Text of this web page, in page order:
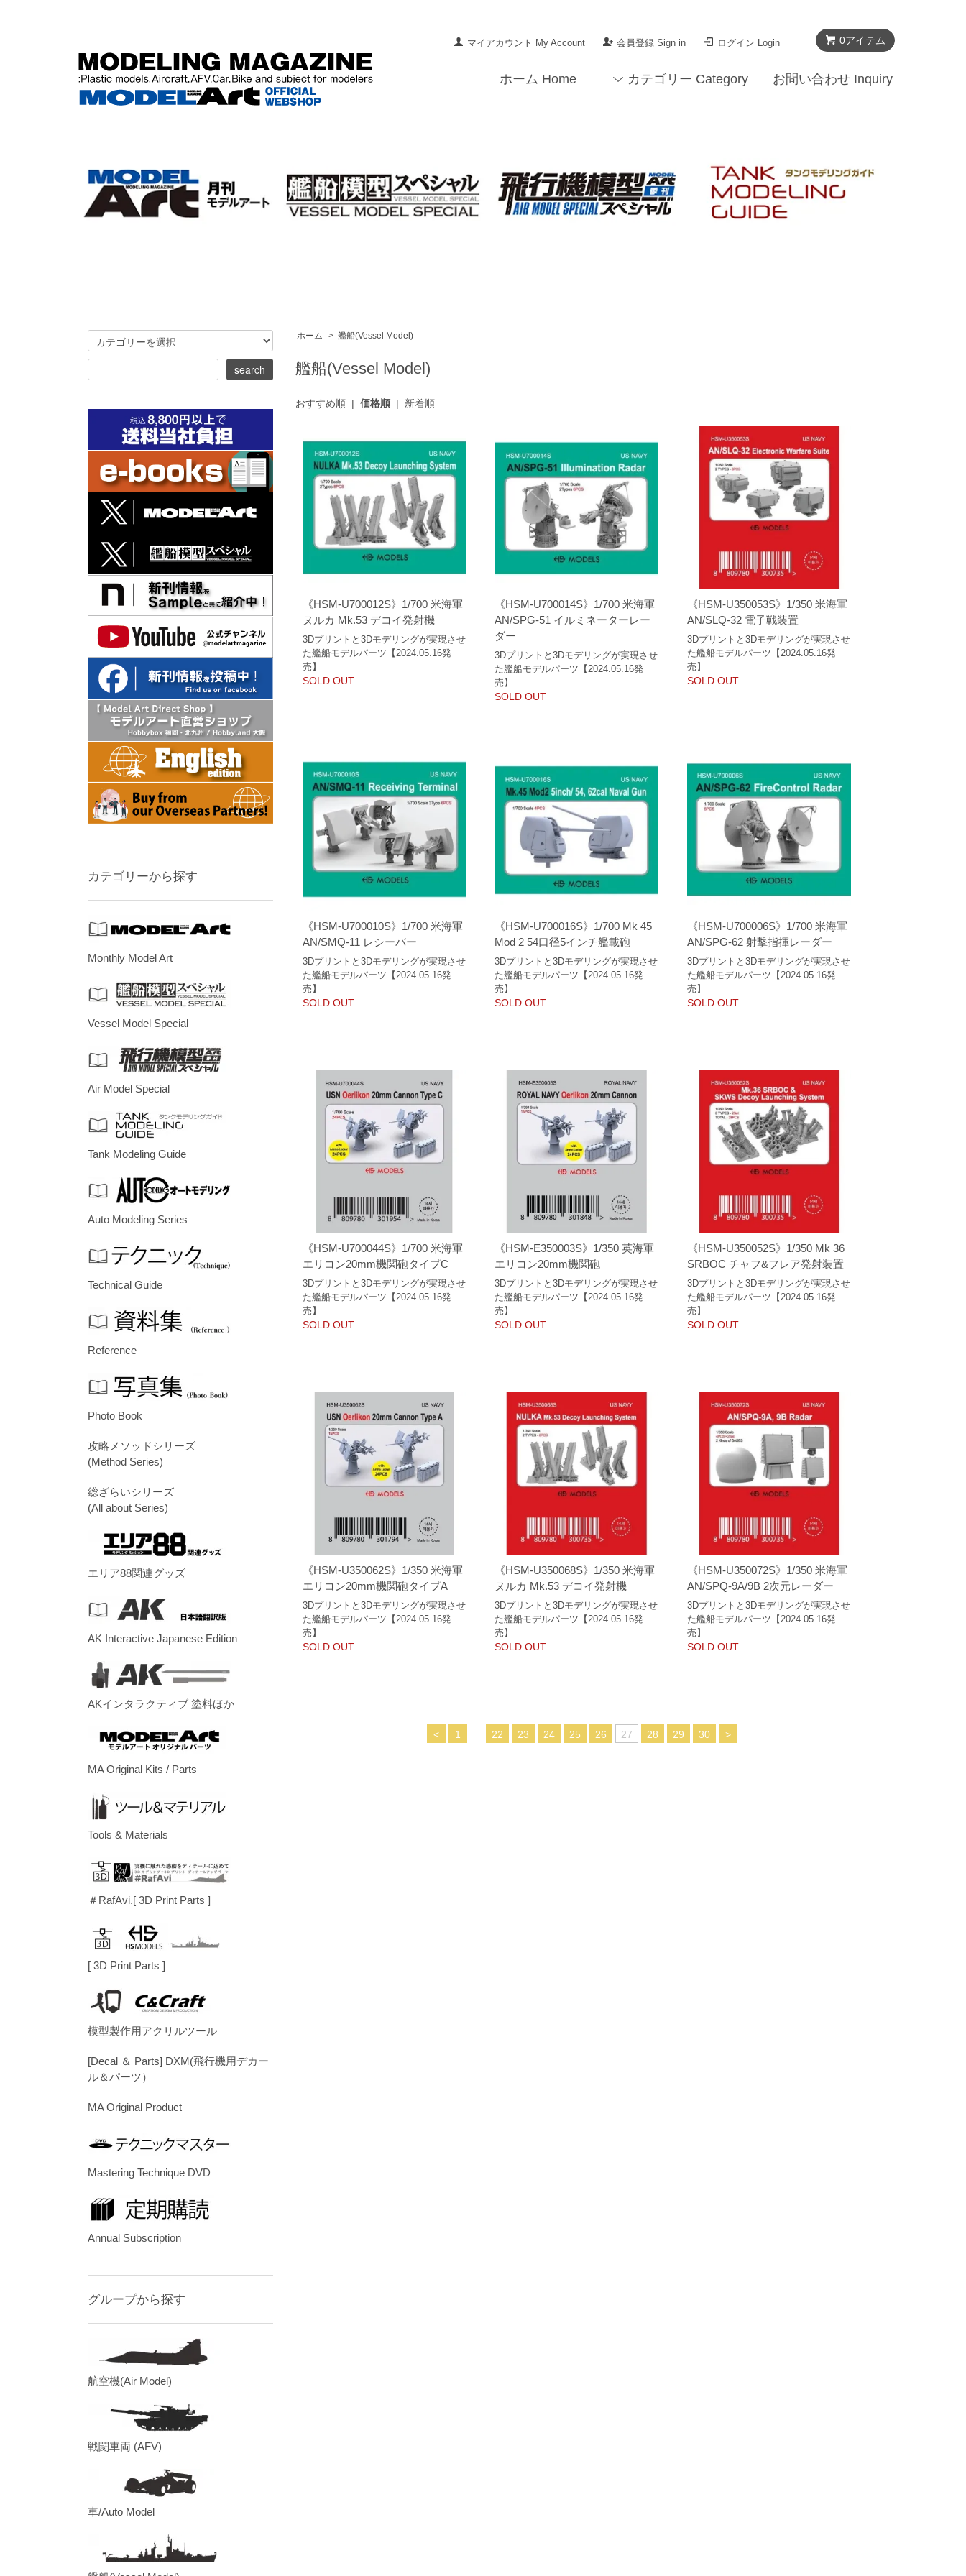
0アイテム
マイアカウント My Account 会員登録 Sign in ログイン Login
ホーム Home カテゴリー Category お問い合わせ Inquiry
ホーム > 艦船(Vessel Model)
艦船(Vessel Model)
おすすめ順| 価格順| 新着順
《HSM-U700012S》1/700 米海軍
ヌルカ Mk.53 デコイ発射機
3Dプリントと3Dモデリングが実現させ
た艦船モデルパーツ【2024.05.16発
売】
SOLD OUT
《HSM-U700014S》1/700 米海軍
AN/SPG-51 イルミネーターレー
ダー
3Dプリントと3Dモデリングが実現させ
た艦船モデルパーツ【2024.05.16発
売】
SOLD OUT
《HSM-U350053S》1/350 米海軍
AN/SLQ-32 電子戦装置
3Dプリントと3Dモデリングが実現させ
た艦船モデルパーツ【2024.05.16発
売】
SOLD OUT
《HSM-U700010S》1/700 米海軍
AN/SMQ-11 レシーバー
3Dプリントと3Dモデリングが実現させ
た艦船モデルパーツ【2024.05.16発
売】
SOLD OUT
《HSM-U700016S》1/700 Mk 45
Mod 2 54口径5インチ艦載砲
3Dプリントと3Dモデリングが実現させ
た艦船モデルパーツ【2024.05.16発
売】
SOLD OUT
《HSM-U700006S》1/700 米海軍
AN/SPG-62 射撃指揮レーダー
3Dプリントと3Dモデリングが実現させ
た艦船モデルパーツ【2024.05.16発
売】
SOLD OUT
《HSM-U700044S》1/700 米海軍
エリコン20mm機関砲タイプC
3Dプリントと3Dモデリングが実現させ
た艦船モデルパーツ【2024.05.16発
売】
SOLD OUT
《HSM-E350003S》1/350 英海軍
エリコン20mm機関砲
3Dプリントと3Dモデリングが実現させ
た艦船モデルパーツ【2024.05.16発
売】
SOLD OUT
《HSM-U350052S》1/350 Mk 36
SRBOC チャフ&フレア発射装置
3Dプリントと3Dモデリングが実現させ
た艦船モデルパーツ【2024.05.16発
売】
SOLD OUT
《HSM-U350062S》1/350 米海軍
エリコン20mm機関砲タイプA
3Dプリントと3Dモデリングが実現させ
た艦船モデルパーツ【2024.05.16発
売】
SOLD OUT
《HSM-U350068S》1/350 米海軍
ヌルカ Mk.53 デコイ発射機
3Dプリントと3Dモデリングが実現させ
た艦船モデルパーツ【2024.05.16発
売】
SOLD OUT
《HSM-U350072S》1/350 米海軍
AN/SPQ-9A/9B 2次元レーダー
3Dプリントと3Dモデリングが実現させ
た艦船モデルパーツ【2024.05.16発
売】
SOLD OUT
< 1 22 23 24 25 26 27 28 29 30 >
カテゴリーから探す
Monthly Model Art
Vessel Model Special
Air Model Special
Tank Modeling Guide
Auto Modeling Series
Technical Guide
Reference
Photo Book
攻略メソッドシリーズ
(Method Series)
総ざらいシリーズ
(All about Series)
エリア88関連グッズ
AK Interactive Japanese Edition
AKインタラクティブ 塗料ほか
MA Original Kits / Parts
Tools & Materials
＃RafAvi.[ 3D Print Parts ]
[ 3D Print Parts ]
模型製作用アクリルツール
[Decal ＆ Parts] DXM(飛行機用デカー
ル＆パーツ）
MA Original Product
Mastering Technique DVD
Annual Subscription
グループから探す
航空機(Air Model)
戦闘車両 (AFV)
車/Auto Model